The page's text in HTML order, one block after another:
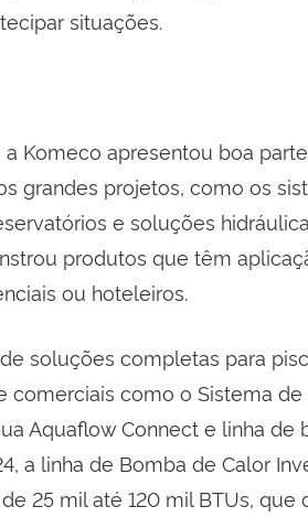
situações.
a Komeco apresentou boa
grandes projetos, como os
e soluções
produtos que têm
ou hoteleiros.
soluções completas para
comerciais como o Sistema
Aquaflow Connect e linha de
a linha de Bomba de Calor
25 mil até 120 mil BTUs, que